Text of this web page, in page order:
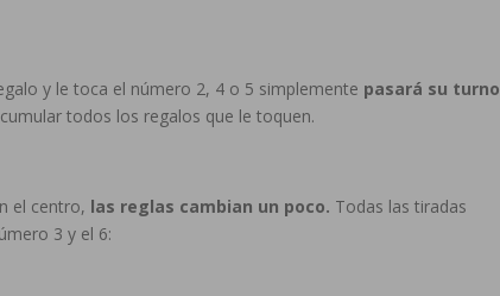
y le toca el número 2, 4 o 5 simplemente pasará su turno
todos los regalos que le toquen.
el centro, las reglas cambian un poco. Todas las tiradas
3 y el 6: